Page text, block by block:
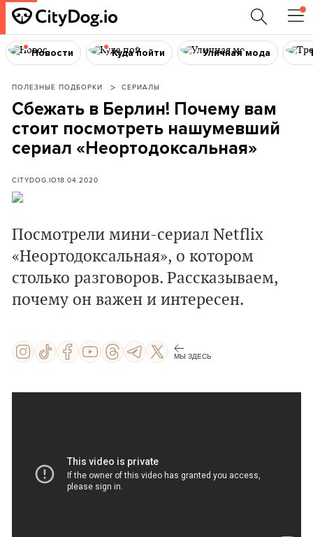
Новости Куда пойти Уличная мода
ПОЛЕЗНЫЕ ПОДБОРКИ СЕРИАЛЫ
Сбежать в Берлин! Почему вам
стоит посмотреть нашумевший
сериал «Неортодоксальная»
CITYDOG.IO18.04.2020
Посмотрели мини-сериал Netflix
«Неортодоксальная», о котором
столько разговоров. Рассказываем,
почему он важен и интересен.
МЫ ЗДЕСЬ